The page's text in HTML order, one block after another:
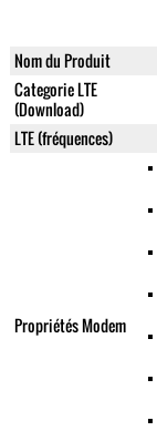
Nom du Produit
Categorie LTE
(Download)
LTE (fréquences)
Propriétés Modem